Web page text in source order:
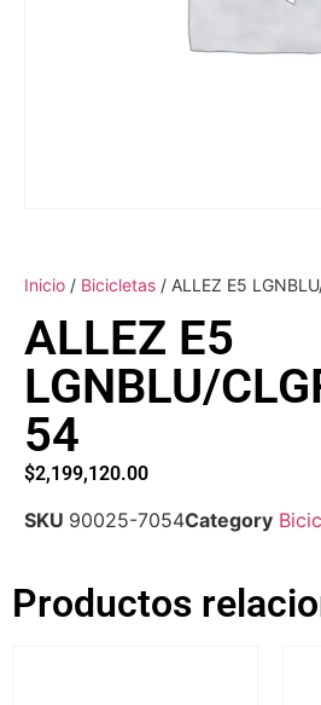
Inicio / Bicicletas / ALLEZ E5
ALLEZ E5
LGNBLU/
54
$2,199,120.00
SKU 90025-7054Category
Productos